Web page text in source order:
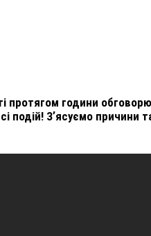
протягом години
подій! Зʼясуємо причини